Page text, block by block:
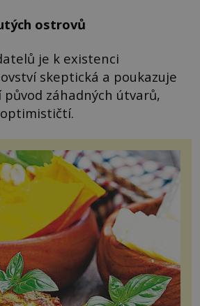
ostrovů
je k existenci
skeptická a poukazuje
záhadných útvarů,